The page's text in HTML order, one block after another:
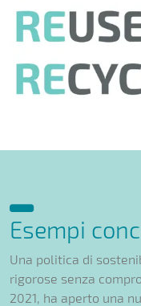
Esempi
Una politica di
rigorose senza
2021, ha aperto una